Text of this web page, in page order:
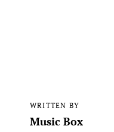
WRITTEN BY
Music Box